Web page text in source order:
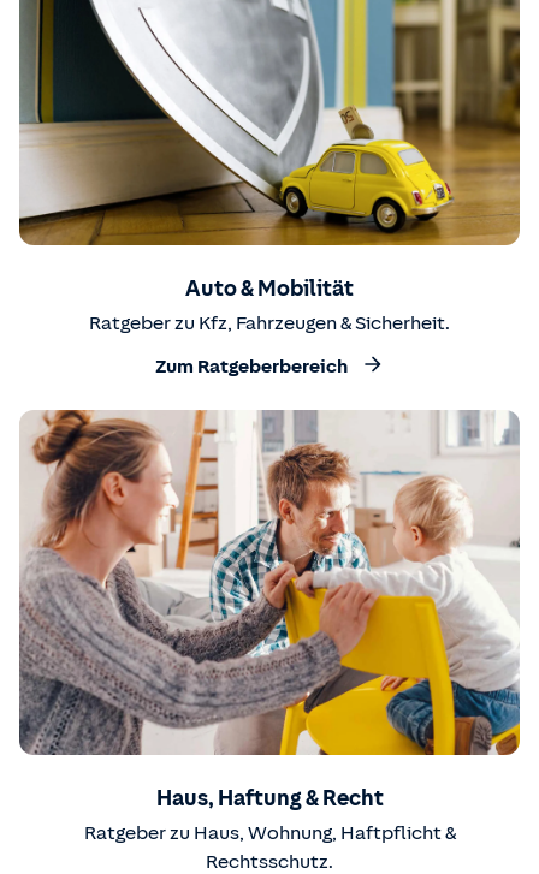
Auto & Mobilität
Ratgeber zu Kfz, Fahrzeugen & Sicherheit.
Zum Ratgeberbereich
Haus, Haftung & Recht
Ratgeber zu Haus, Wohnung, Haftpflicht &
Rechtsschutz.